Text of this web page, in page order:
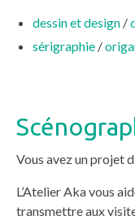
dessin et design /
sérigraphie /
Vous avez un projet
L’Atelier Aka vous
transmettre aux